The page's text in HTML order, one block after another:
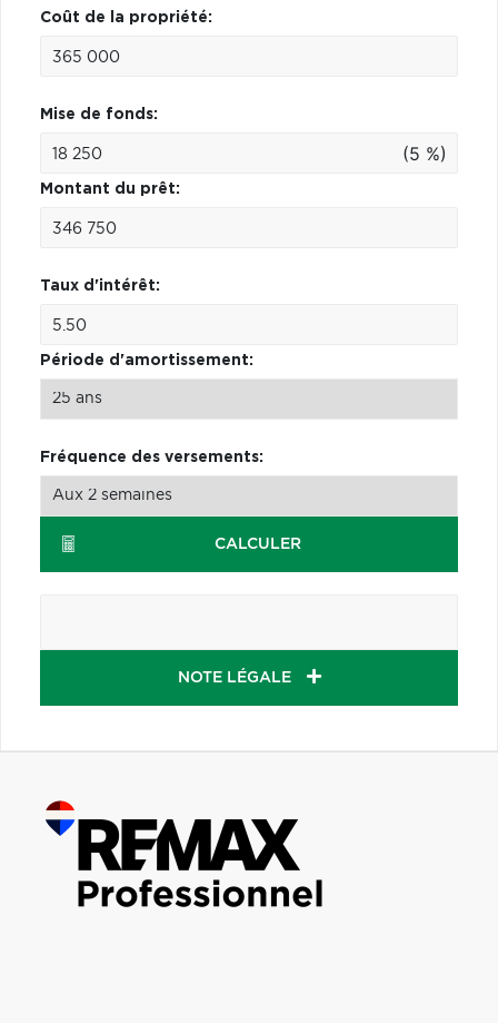
Coût de la propriété:
Mise de fonds:
(5 %)
Montant du prêt:
Taux d'intérêt:
Période d'amortissement:
Fréquence des versements:
CALCULER
NOTE LÉGALE